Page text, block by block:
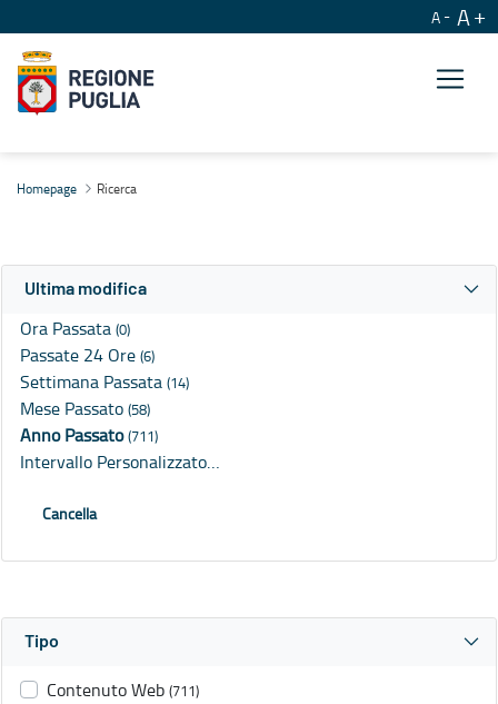
A A
Homepage Ricerca
Ultima modifica
Ora Passata (0)
Passate 24 Ore (6)
Settimana Passata (14)
Mese Passato (58)
Anno Passato(711)
Intervallo Personalizzato…
Cancella
Tipo
Contenuto Web (711)